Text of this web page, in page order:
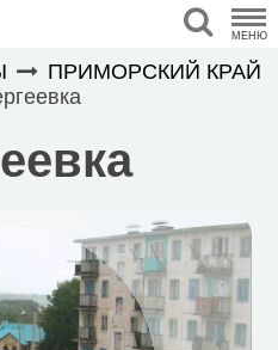
МЕНЮ
ПРИМОРСКИЙ КРАЙ